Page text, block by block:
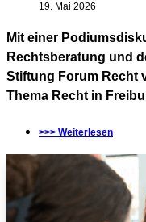
19. Mai 2026
Mit einer
Rechtsberatung und
Stiftung Forum Recht
Thema Recht in
>>> Weiterlesen